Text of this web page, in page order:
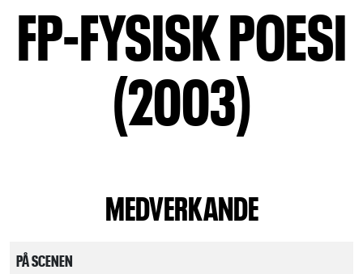
FP-FYSISK POESI
(2003)
MEDVERKANDE
PÅ SCENEN